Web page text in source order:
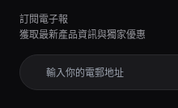
訂閱電子報
獲取最新產品資訊與獨家優惠